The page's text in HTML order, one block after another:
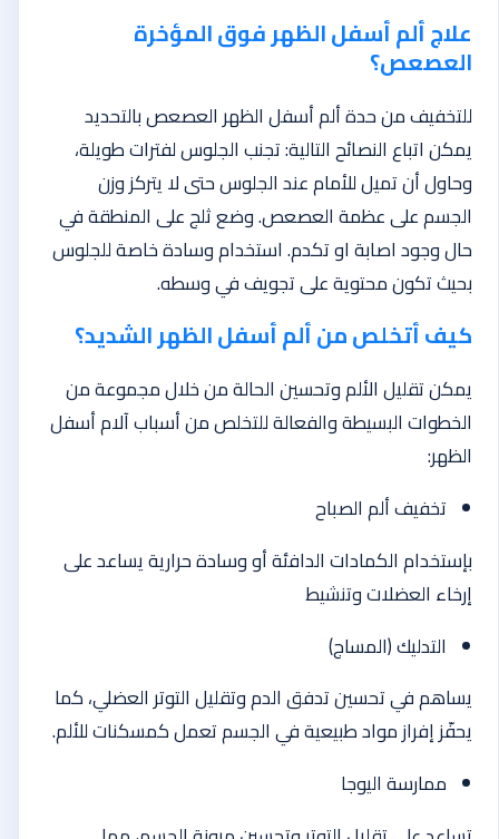
علاج ألم أسفل الظهر فوق المؤخرة
العصعص؟
للتخفيف من حدة ألم أسفل الظهر العصعص بالتحديد
يمكن اتباع النصائح التالية: تجنب الجلوس لفترات طويلة،
وحاول أن تميل للأمام عند الجلوس حتى لا يتركز وزن
الجسم على عظمة العصعص. وضع ثلج على المنطقة في
حال وجود اصابة او تكدم. استخدام وسادة خاصة للجلوس
بحيث تكون محتوية على تجويف في وسطه.
كيف أتخلص من ألم أسفل الظهر الشديد؟
يمكن تقليل الألم وتحسين الحالة من خلال مجموعة من
الخطوات البسيطة والفعالة للتخلص من أسباب آلام أسفل
الظهر:
تخفيف ألم الصباح
بإستخدام الكمادات الدافئة أو وسادة حرارية يساعد على
إرخاء العضلات وتنشيط
التدليك (المساج)
يساهم في تحسين تدفق الدم وتقليل التوتر العضلي، كما
يحفّز إفراز مواد طبيعية في الجسم تعمل كمسكنات للألم.
ممارسة اليوجا